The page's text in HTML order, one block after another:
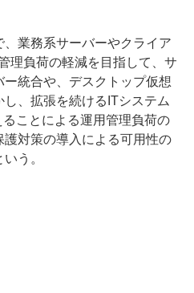
業務系サーバーやクライア
理負荷の軽減を目指して、サ
統合や、デスクトップ仮想
、拡張を続けるITシステム
ことによる運用管理負荷の
対策の導入による可用性の
う。